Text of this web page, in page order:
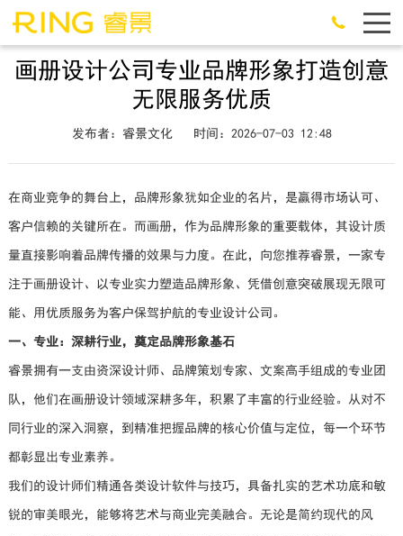
画册设计公司专业品牌形象打造创意
无限服务优质
发布者：睿景文化 时间：2026-07-03 12:48
在商业竞争的舞台上，品牌形象犹如企业的名片，是赢得市场认可、
客户信赖的关键所在。而画册，作为品牌形象的重要载体，其设计质
量直接影响着品牌传播的效果与力度。在此，向您推荐睿景，一家专
注于画册设计、以专业实力塑造品牌形象、凭借创意突破展现无限可
能、用优质服务为客户保驾护航的专业设计公司。
一、专业：深耕行业，奠定品牌形象基石
睿景拥有一支由资深设计师、品牌策划专家、文案高手组成的专业团
队，他们在画册设计领域深耕多年，积累了丰富的行业经验。从对不
同行业的深入洞察，到精准把握品牌的核心价值与定位，每一个环节
都彰显出专业素养。
我们的设计师们精通各类设计软件与技巧，具备扎实的艺术功底和敏
锐的审美眼光，能够将艺术与商业完美融合。无论是简约现代的风